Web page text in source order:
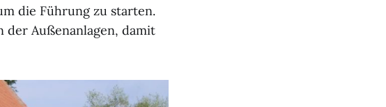
die Führung zu starten.
der Außenanlagen, damit